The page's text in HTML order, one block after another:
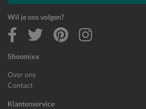
Shoemixx
Over ons
Contact
Klantenservice
Wil je ons volgen?